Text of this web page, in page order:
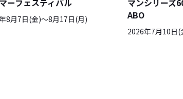
ーフェスティバル
8月7日(金)〜8月17日(月)
マンシリーズ
ABO
2026年7月10日(